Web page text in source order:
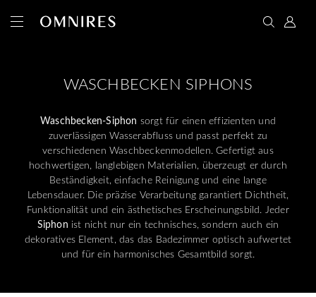
WASCHBECKEN SIPHONS
Waschbecken-Siphon sorgt für einen effizienten und
zuverlässigen Wasserabfluss und passt perfekt zu
verschiedenen Waschbeckenmodellen. Gefertigt aus
hochwertigen, langlebigen Materialien, überzeugt er durch
Beständigkeit, einfache Reinigung und eine lange
Lebensdauer. Die präzise Verarbeitung garantiert Dichtheit,
Funktionalität und ein ästhetisches Erscheinungsbild. Jeder
Siphon ist nicht nur ein technisches, sondern auch ein
dekoratives Element, das das Badezimmer optisch aufwertet
und für ein harmonisches Gesamtbild sorgt.